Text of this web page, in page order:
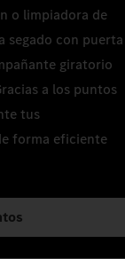
o limpiadora de
segado con puerta
giratorio
a los puntos
tus
forma eficiente